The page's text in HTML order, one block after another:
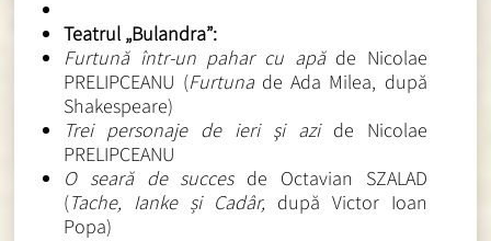
Teatrul „Bulandra”:
Furtună într-un pahar cu apă de Nicolae
PRELIPCEANU (Furtuna de Ada Milea, după
Shakespeare)
Trei personaje de ieri şi azi de Nicolae
PRELIPCEANU
O seară de succes de Octavian SZALAD
(Tache, Ianke și Cadâr, după Victor Ioan
Popa)